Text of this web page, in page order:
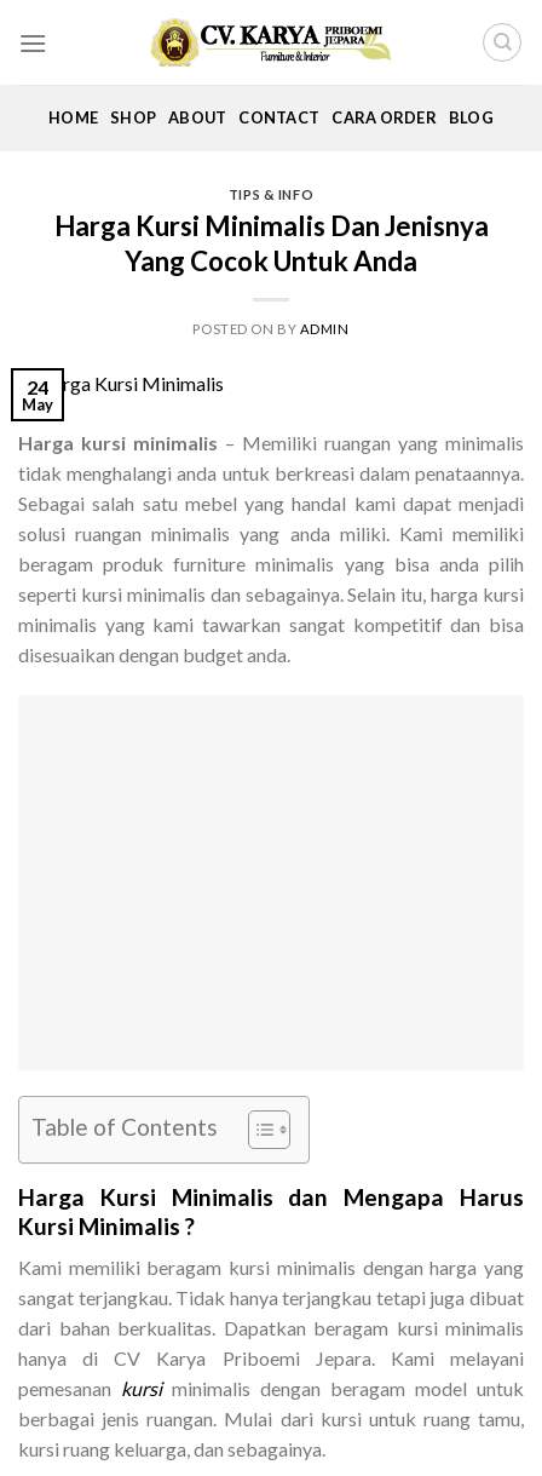
HOME SHOP ABOUT CONTACT CARA ORDER BLOG
TIPS & INFO
Harga Kursi Minimalis Dan Jenisnya
Yang Cocok Untuk Anda
POSTED ON BY ADMIN
24
May
Harga kursi minimalis – Memiliki ruangan yang minimalis
tidak menghalangi anda untuk berkreasi dalam penataannya.
Sebagai salah satu mebel yang handal kami dapat menjadi
solusi ruangan minimalis yang anda miliki. Kami memiliki
beragam produk furniture minimalis yang bisa anda pilih
seperti kursi minimalis dan sebagainya. Selain itu, harga kursi
minimalis yang kami tawarkan sangat kompetitif dan bisa
disesuaikan dengan budget anda.
Table of Contents
Harga Kursi Minimalis dan Mengapa Harus
Kursi Minimalis ?
Kami memiliki beragam kursi minimalis dengan harga yang
sangat terjangkau. Tidak hanya terjangkau tetapi juga dibuat
dari bahan berkualitas. Dapatkan beragam kursi minimalis
hanya di CV Karya Priboemi Jepara. Kami melayani
pemesanan kursiminimalis dengan beragam model untuk
berbagai jenis ruangan. Mulai dari kursi untuk ruang tamu,
kursi ruang keluarga, dan sebagainya.